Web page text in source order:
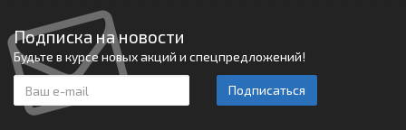
Подписка на новости
Будьте в курсе новых акций и спецпредложений!
Подписаться